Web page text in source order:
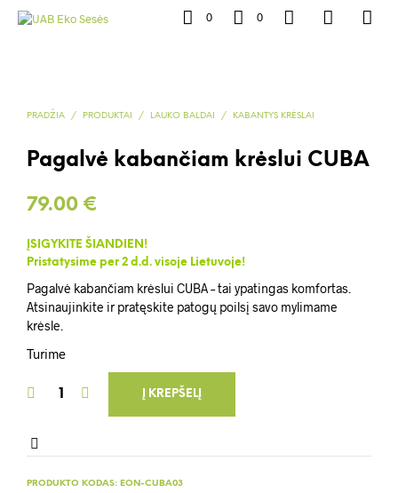
0 0
PRADŽIA / PRODUKTAI / LAUKO BALDAI / KABANTYS KRĖSLAI
Pagalvė kabančiam krėslui CUBA
79.00 €
ĮSIGYKITE ŠIANDIEN!
Pristatysime per 2 d.d. visoje Lietuvoje!
Pagalvė kabančiam krėslui CUBA – tai ypatingas komfortas.
Atsinaujinkite ir pratęskite patogų poilsį savo mylimame
krėsle.
Turime
Į KREPŠELĮ
PRODUKTO KODAS: EON-CUBA03